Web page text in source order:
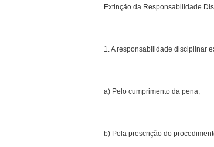
Extinção da Responsabilidade
1. A responsabilidade disciplinar
a) Pelo cumprimento da pena;
b) Pela prescrição do